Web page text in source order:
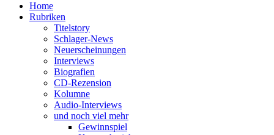
Home
Rubriken
Titelstory
Schlager-News
Neuerscheinungen
Interviews
Biografien
CD-Rezension
Kolumne
Audio-Interviews
und noch viel mehr
Gewinnspiel